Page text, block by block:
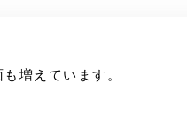
増えています。